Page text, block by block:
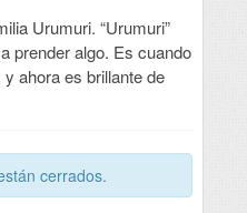
Urumuri. “Urumuri”
prender algo. Es cuando
ahora es brillante de
cerrados.